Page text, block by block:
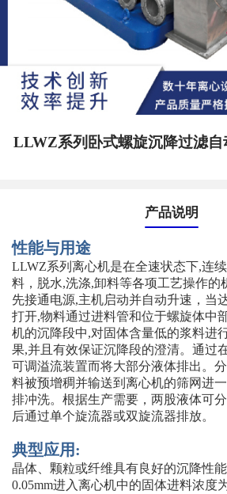
LLWZ系列卧式螺旋沉降过滤自
产品说明
性能与用途
LLWZ系列离心机是在全速状态下,连
料，脱水,洗涤,卸料等各项工艺操作的
先接通电源,主机启动并自动升速，当
打开,物料通过进料管和位于螺旋体中
机的沉降段中,对固体含量低的浆料进
果,并且有效保证沉降段的澄清。通过
可调溢流装置而将大部分液体排出。
料被预增稠并输送到离心机的筛网进
排冲洗。根据生产需要，两股液体可
后通过单个旋流器或双旋流器排放。
典型应用:
晶体、颗粒或纤维具有良好的沉降性
0.05mm进入离心机中的固体进料浓度